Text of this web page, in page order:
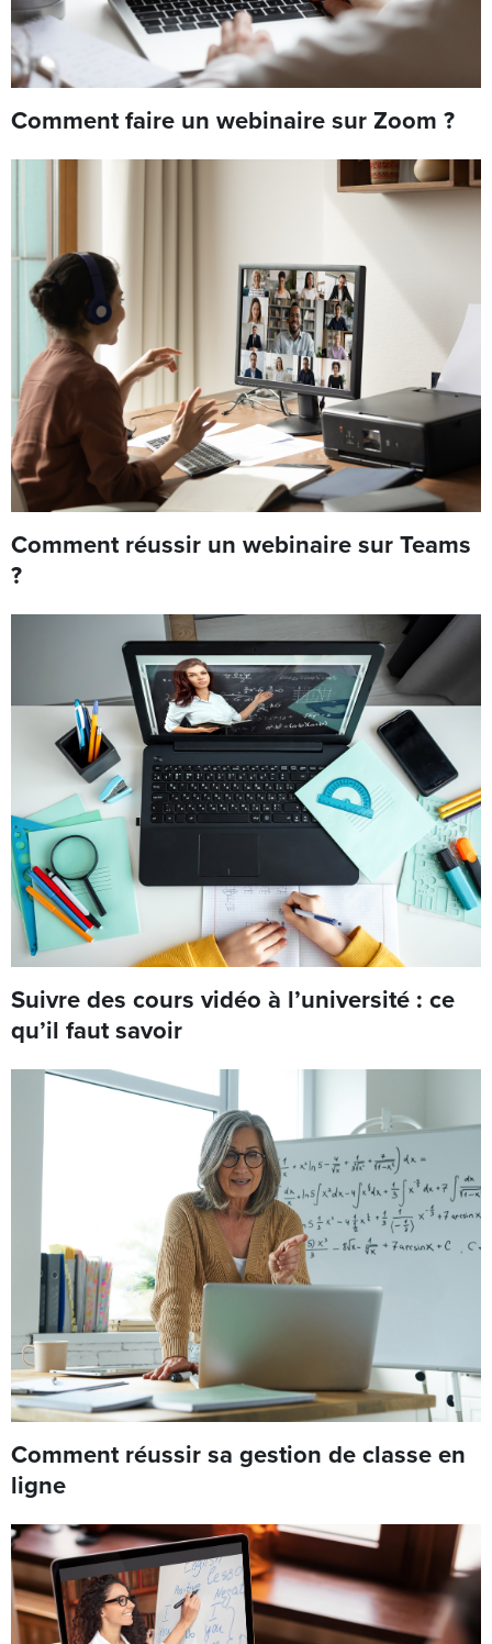
Comment faire un webinaire sur Zoom ?
Comment réussir un webinaire sur Teams
?
Suivre des cours vidéo à l’université : ce
qu’il faut savoir
Comment réussir sa gestion de classe en
ligne